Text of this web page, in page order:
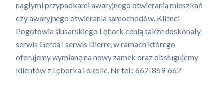
nagłymi przypadkami awaryjnego otwierania mieszkań
czy awaryjnego otwierania samochodów. Klienci
Pogotowia ślusarskiego Lębork cenią także doskonały
serwis Gerda i serwis Dierre, w ramach którego
oferujemy wymianę na nowy zamek oraz obsługujemy
klientów z Lęborka i okolic. Nr tel.: 662-869-662